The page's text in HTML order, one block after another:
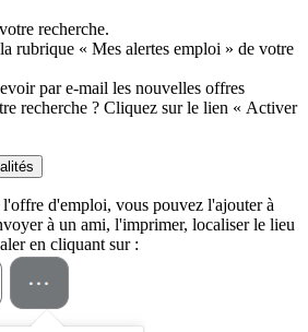
recherche.
rubrique « Mes alertes emploi » de votre
par e-mail les nouvelles offres
recherche ? Cliquez sur le lien « Activer
d'emploi, vous pouvez l'ajouter à
à un ami, l'imprimer, localiser le lieu
en cliquant sur :